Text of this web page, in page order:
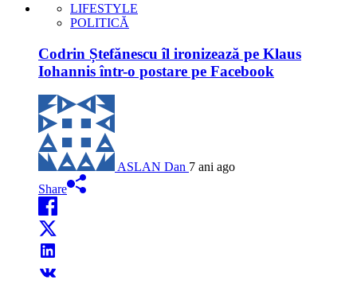
LIFESTYLE
POLITICĂ
Codrin Ștefănescu îl ironizează pe Klaus
Iohannis într-o postare pe Facebook
ASLAN Dan 7 ani ago
Share